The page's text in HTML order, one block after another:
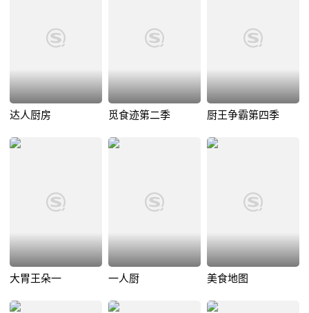
达人厨房 觅食迹第二季 厨王争霸第四季
大胃王朵一 一人厨 美食地图